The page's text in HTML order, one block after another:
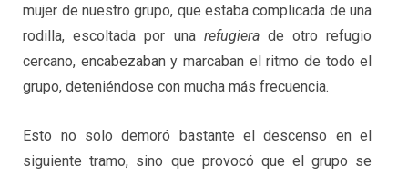
mujer de nuestro grupo, que estaba complicada de una
rodilla, escoltada por una refugierade otro refugio
cercano, encabezaban y marcaban el ritmo de todo el
grupo, deteniéndose con mucha más frecuencia.
Esto no solo demoró bastante el descenso en el
siguiente tramo, sino que provocó que el grupo se